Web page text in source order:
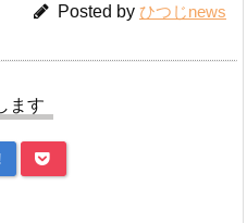
Posted by ひつじnews
ます